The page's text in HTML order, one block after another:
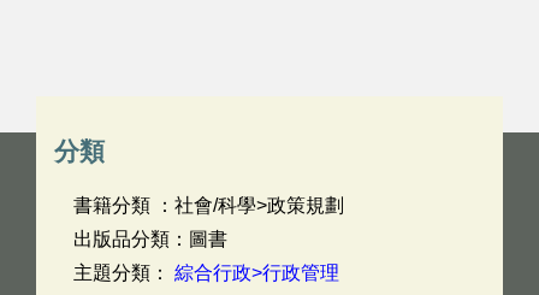
分類
書籍分類 ：社會/科學>政策規劃
出版品分類：圖書
主題分類： 綜合行政>行政管理